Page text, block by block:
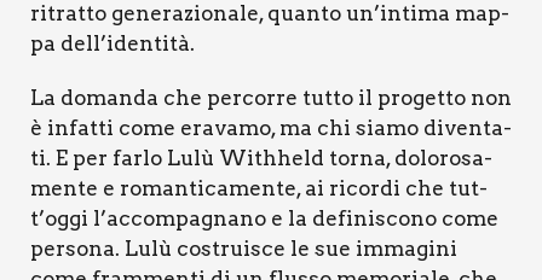
ritrat­to gene­ra­zio­na­le, quan­to un’in­ti­ma map­
pa del­l’i­den­ti­tà.
La doman­da che per­cor­re tut­to il pro­get­to non
è infat­ti come era­va­mo, ma chi sia­mo diven­ta­
ti. E per far­lo Lulù With­held tor­na, dolo­ro­sa­
men­te e roman­ti­ca­men­te, ai ricor­di che tut­
t’og­gi l’ac­com­pa­gna­no e la defi­ni­sco­no come
per­so­na. Lulù costrui­sce le sue imma­gi­ni